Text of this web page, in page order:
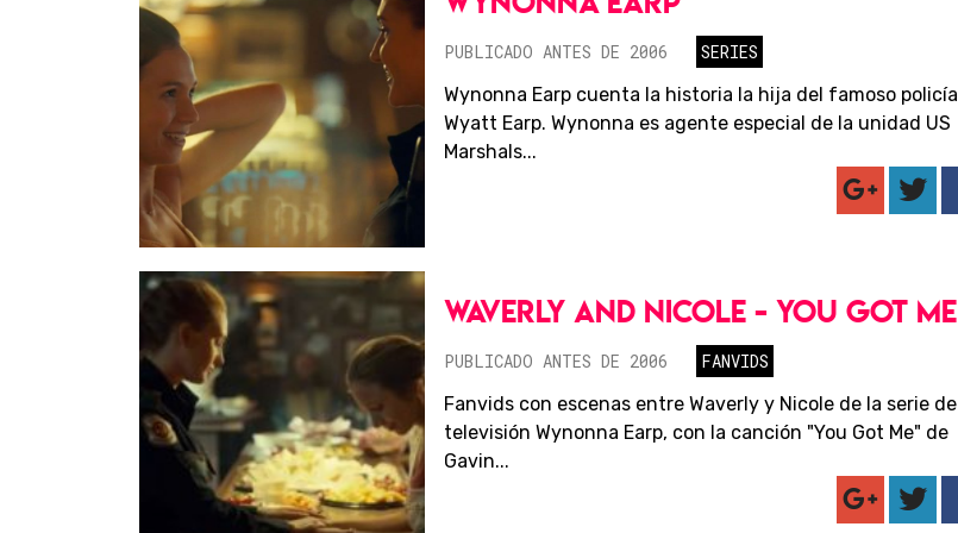
PUBLICADO ANTES DE 2006
SERIES
Wynonna Earp cuenta la historia la hija del famoso policía
Wyatt Earp. Wynonna es agente especial de la unidad US
Marshals...
WAVERLY AND NICOLE - YOU GOT ME
PUBLICADO ANTES DE 2006
FANVIDS
Fanvids con escenas entre Waverly y Nicole de la serie de
televisión Wynonna Earp, con la canción "You Got Me" de
Gavin...